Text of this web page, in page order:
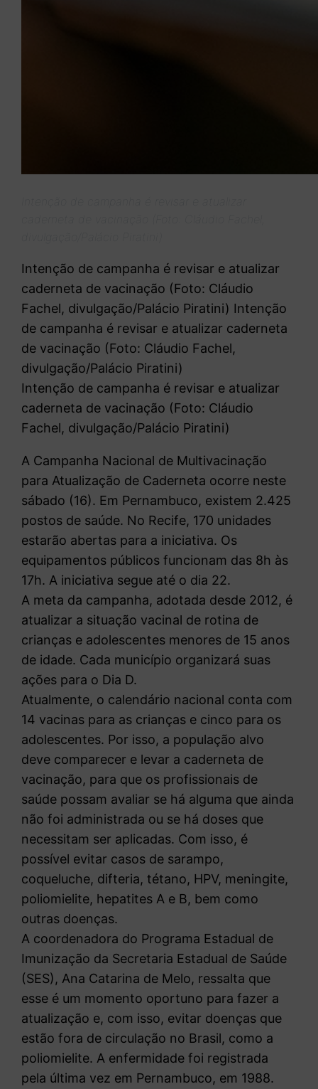
Intenção de campanha é revisar e atualizar
caderneta de vacinação (Foto: Cláudio
Fachel, divulgação/Palácio Piratini) Intenção
de campanha é revisar e atualizar caderneta
de vacinação (Foto: Cláudio Fachel,
divulgação/Palácio Piratini)
Intenção de campanha é revisar e atualizar
caderneta de vacinação (Foto: Cláudio
Fachel, divulgação/Palácio Piratini)
A Campanha Nacional de Multivacinação
para Atualização de Caderneta ocorre neste
sábado (16). Em Pernambuco, existem 2.425
postos de saúde. No Recife, 170 unidades
estarão abertas para a iniciativa. Os
equipamentos públicos funcionam das 8h às
17h. A iniciativa segue até o dia 22.
A meta da campanha, adotada desde 2012, é
atualizar a situação vacinal de rotina de
crianças e adolescentes menores de 15 anos
de idade. Cada município organizará suas
ações para o Dia D.
Atualmente, o calendário nacional conta com
14 vacinas para as crianças e cinco para os
adolescentes. Por isso, a população alvo
deve comparecer e levar a caderneta de
vacinação, para que os profissionais de
saúde possam avaliar se há alguma que ainda
não foi administrada ou se há doses que
necessitam ser aplicadas. Com isso, é
possível evitar casos de sarampo,
coqueluche, difteria, tétano, HPV, meningite,
poliomielite, hepatites A e B, bem como
outras doenças.
A coordenadora do Programa Estadual de
Imunização da Secretaria Estadual de Saúde
(SES), Ana Catarina de Melo, ressalta que
esse é um momento oportuno para fazer a
atualização e, com isso, evitar doenças que
estão fora de circulação no Brasil, como a
poliomielite. A enfermidade foi registrada
pela última vez em Pernambuco, em 1988.